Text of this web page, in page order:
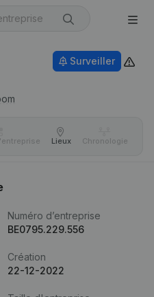
Surveiller
Lieux Chronologie
Numéro d’entreprise
BE0795.229.556
Création
22-12-2022